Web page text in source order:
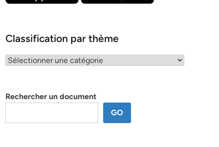
Classification par thème
Classification
Rechercher un document
GO